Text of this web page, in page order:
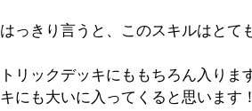
はっきり言うと、 このスキルはとて
トリックデッキにももちろん入りま
キにも大いに入ってくると思います！